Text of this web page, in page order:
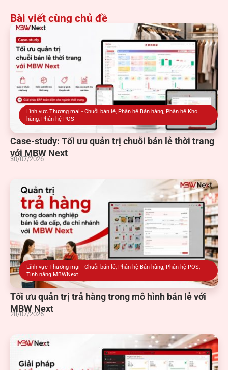
Bài viết cùng chủ đề
Lĩnh vực Thương mại - Chuỗi bán lẻ, Phân hệ Bán hàng, Phân hệ Kho
hàng, Phân hệ POS
Case-study: Tối ưu quản trị chuỗi bán lẻ thời trang
với MBW Next
30/07/2026
Lĩnh vực Thương mại - Chuỗi bán lẻ, Phân hệ Bán hàng, Phân hệ POS,
Tính năng MBWNext
Tối ưu quản trị trả hàng trong mô hình bán lẻ với
MBW Next
28/07/2026